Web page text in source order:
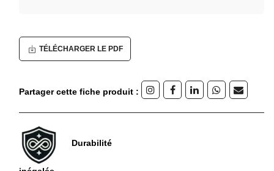
TÉLÉCHARGER LE PDF
Partager cette fiche produit :
Durabilité